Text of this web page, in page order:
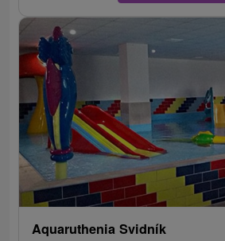
Aquaruthenia Svidník